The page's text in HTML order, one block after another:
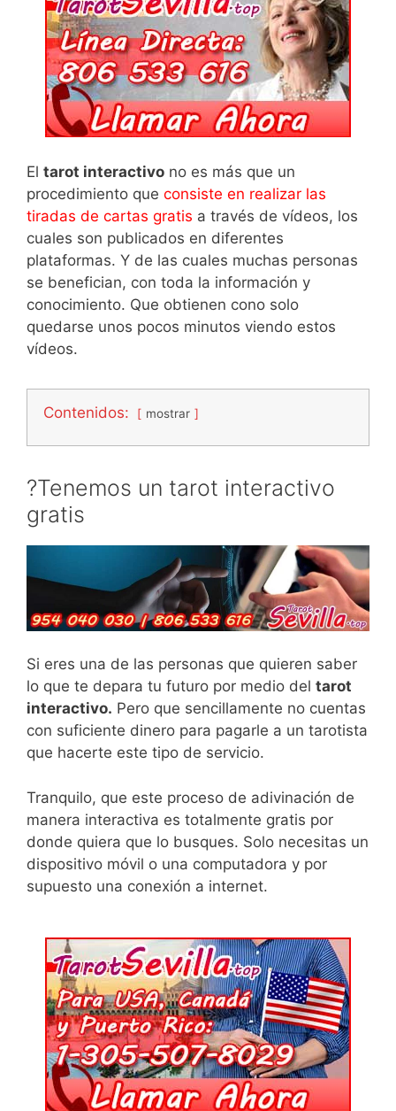
El tarot interactivo no es más que un
procedimiento que consiste en realizar las
tiradas de cartas gratis a través de vídeos, los
cuales son publicados en diferentes
plataformas. Y de las cuales muchas personas
se benefician, con toda la información y
conocimiento. Que obtienen cono solo
quedarse unos pocos minutos viendo estos
vídeos.
Contenidos: mostrar
?️Tenemos un tarot interactivo
gratis
Si eres una de las personas que quieren saber
lo que te depara tu futuro por medio del tarot
interactivo. Pero que sencillamente no cuentas
con suficiente dinero para pagarle a un tarotista
que hacerte este tipo de servicio.
Tranquilo, que este proceso de adivinación de
manera interactiva es totalmente gratis por
donde quiera que lo busques. Solo necesitas un
dispositivo móvil o una computadora y por
supuesto una conexión a internet.